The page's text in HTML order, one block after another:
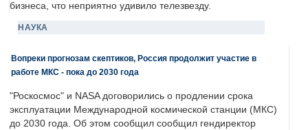
бизнеса, что неприятно удивило телезвезду.
НАУКА
Вопреки прогнозам скептиков, Россия продолжит участие в
работе МКС - пока до 2030 года
"Роскосмос" и NASA договорились о продлении срока
эксплуатации Международной космической станции (МКС)
до 2030 года. Об этом сообщил сообщил гендиректор